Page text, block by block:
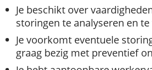
Je beschikt over
storingen te analyseren en
Je voorkomt eventuele
graag bezig met preventief